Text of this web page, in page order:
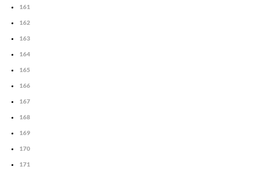
161
162
163
164
165
166
167
168
169
170
171